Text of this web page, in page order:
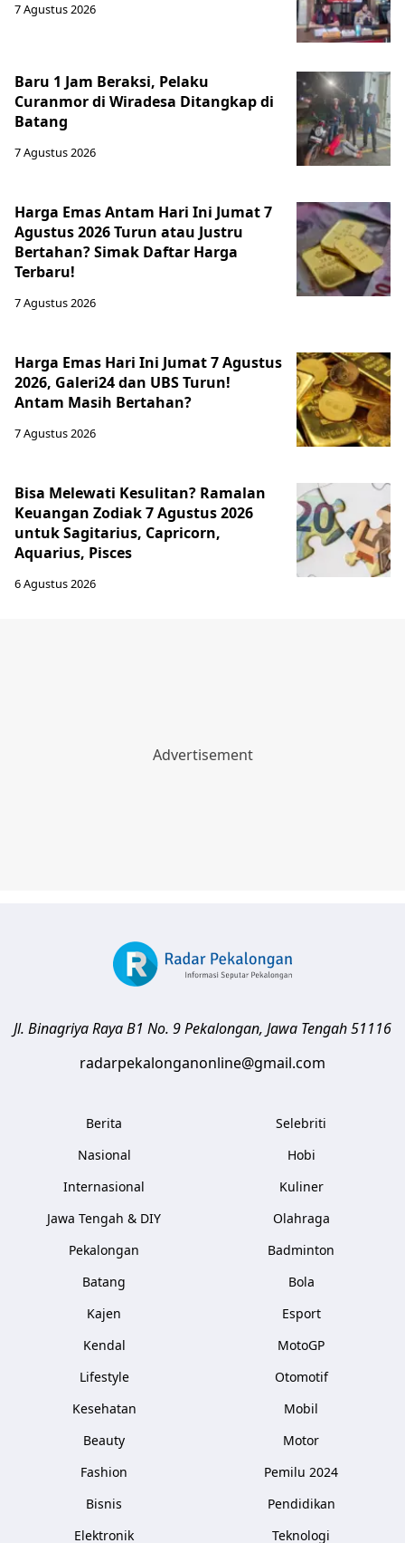
7 Agustus 2026
Baru 1 Jam Beraksi, Pelaku
Curanmor di Wiradesa Ditangkap di
Batang
7 Agustus 2026
Harga Emas Antam Hari Ini Jumat 7
Agustus 2026 Turun atau Justru
Bertahan? Simak Daftar Harga
Terbaru!
7 Agustus 2026
Harga Emas Hari Ini Jumat 7 Agustus
2026, Galeri24 dan UBS Turun!
Antam Masih Bertahan?
7 Agustus 2026
Bisa Melewati Kesulitan? Ramalan
Keuangan Zodiak 7 Agustus 2026
untuk Sagitarius, Capricorn,
Aquarius, Pisces
6 Agustus 2026
Jl. Binagriya Raya B1 No. 9Pekalongan, Jawa Tengah51116
radarpekalonganonline@gmail.com
Berita
Nasional
Internasional
Jawa Tengah & DIY
Pekalongan
Batang
Kajen
Kendal
Lifestyle
Kesehatan
Beauty
Fashion
Bisnis
Elektronik
Selebriti
Hobi
Kuliner
Olahraga
Badminton
Bola
Esport
MotoGP
Otomotif
Mobil
Motor
Pemilu 2024
Pendidikan
Teknologi